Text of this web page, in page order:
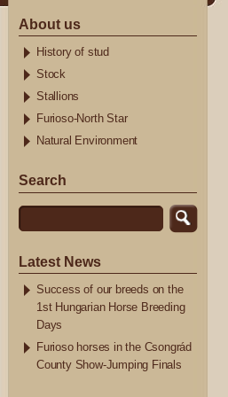
About us
History of stud
Stock
Stallions
Furioso-North Star
Natural Environment
Search
Latest News
Success of our breeds on the
1st Hungarian Horse Breeding
Days
Furioso horses in the Csongrád
County Show-Jumping Finals